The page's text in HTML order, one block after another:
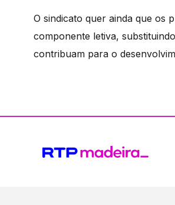
O sindicato quer ainda que os
componente letiva,
contribuam para o